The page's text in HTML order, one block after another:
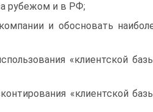
рубежом и в РФ;
и обосновать
«клиентской
«клиентской